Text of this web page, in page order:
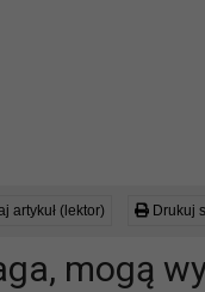
artykuł (lektor) Drukuj
mogą